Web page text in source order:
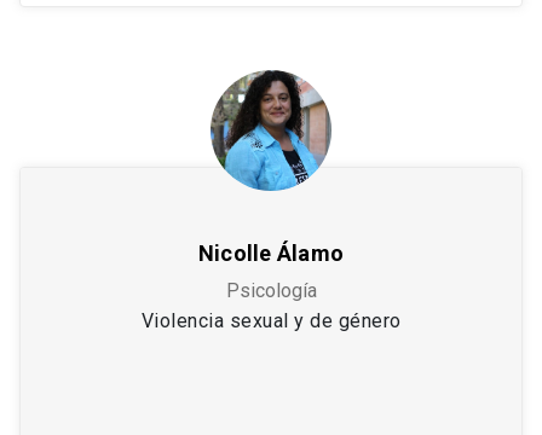
Nicolle Álamo
Psicología
Violencia sexual y de género